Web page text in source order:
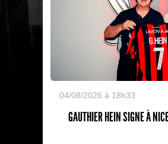
04/08/2026 à 18h33
GAUTHIER HEIN SIGNE À